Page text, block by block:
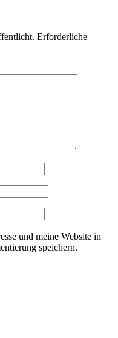
Erforderliche
und meine Website in
speichern.